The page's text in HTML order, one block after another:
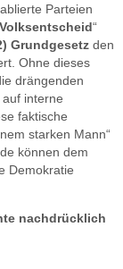
Parteien
“
Grundgesetz den
Ohne dieses
drängenden
interne
faktische
starken Mann“
können dem
Demokratie
nachdrücklich